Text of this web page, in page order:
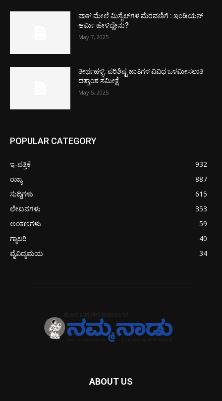
ಪಾಕ್​ ಮೇಲೆ ಮಿಸೈಲ್​ಗಳ ಮೆರವಣಿಗೆ : ಇಂಡಿಯನ್
ಆರ್ಮಿ ಹೇಳಿದ್ದೇನು?
May 7, 2025
ತೀರ್ಥಹಳ್ಳಿ: ಪರಿಶಿಷ್ಟ ಜಾತಿಗಳ ವಿವಿಧ ಒಳಮೀಸಲಾತಿ
ದತ್ತಾಂಶ ಸಮೀಕ್ಷೆ
May 5, 2025
POPULAR CATEGORY
ಇ-ಪತ್ರಿಕೆ
932
ರಾಜ್ಯ
887
ಸುದ್ದಿಗಳು
615
ಲೇಖನಗಳು
353
ಅಂಕಣಗಳು
59
ಗ್ಯಾಲರಿ
40
ವೈವಿದ್ಯಮಯ
34
ABOUT US